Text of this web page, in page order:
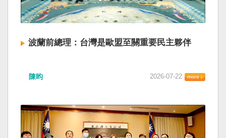
波蘭前總理：台灣是歐盟至關重要民主夥伴
陳昀 2026-07-22